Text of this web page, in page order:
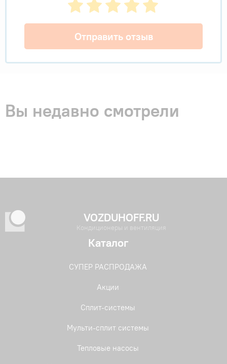
Отправить отзыв
Вы недавно смотрели
VOZDUHOFF.RU
Кондиционеры и вентиляция
Каталог
СУПЕР РАСПРОДАЖА
Акции
Сплит-системы
Мульти-сплит системы
Тепловые насосы